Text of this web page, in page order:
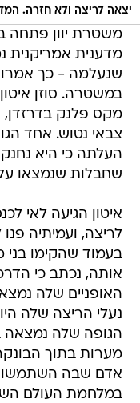
יצאה לריצה ולא חזרה.
משטרת יוון פתחה
מדענית אמריקנית
שנעלמה - כך אמרו
מקס פלנק
צבאי נטוש. אחד
העלתה כי היא
שחבלות שנמצאו
איטון הגיעה לאי
לריצה, ועמיתיה
בעמוד שהקימו
אותה, נכתב כי
האופניים שלה
נעלי הריצה שלה
הגופה שלה נמצאה
מערות בתוך
אדם שבה השתמשו
במלחמת העולם